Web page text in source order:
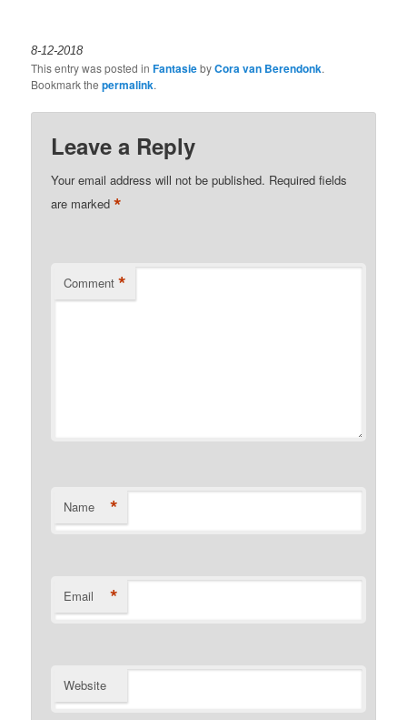
8-12-2018
This entry was posted inFantasiebyCora van Berendonk.
Bookmark thepermalink.
Leave a Reply
Your email address will not be published. Required fields
are marked*
Comment *
Name *
Email *
Website